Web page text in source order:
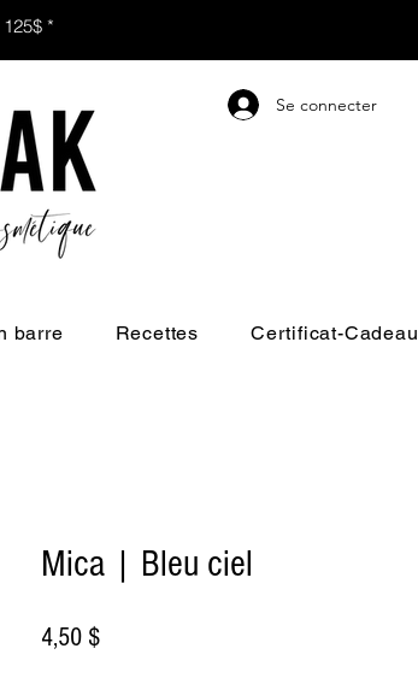
*
Se connecter
barre Recettes Certificat-Cadeau
Mica | Bleu ciel
4,50 $Prix